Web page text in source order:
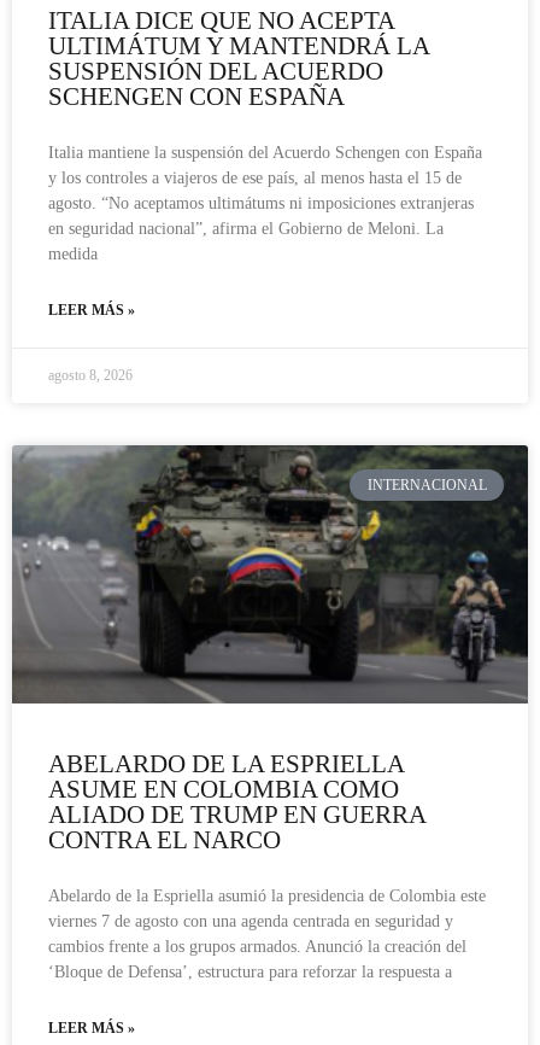
ITALIA DICE QUE NO ACEPTA
ULTIMÁTUM Y MANTENDRÁ LA
SUSPENSIÓN DEL ACUERDO
SCHENGEN CON ESPAÑA
Italia mantiene la suspensión del Acuerdo Schengen con España
y los controles a viajeros de ese país, al menos hasta el 15 de
agosto. “No aceptamos ultimátums ni imposiciones extranjeras
en seguridad nacional”, afirma el Gobierno de Meloni. La
medida
LEER MÁS »
agosto 8, 2026
INTERNACIONAL
ABELARDO DE LA ESPRIELLA
ASUME EN COLOMBIA COMO
ALIADO DE TRUMP EN GUERRA
CONTRA EL NARCO
Abelardo de la Espriella asumió la presidencia de Colombia este
viernes 7 de agosto con una agenda centrada en seguridad y
cambios frente a los grupos armados. Anunció la creación del
‘Bloque de Defensa’, estructura para reforzar la respuesta a
LEER MÁS »